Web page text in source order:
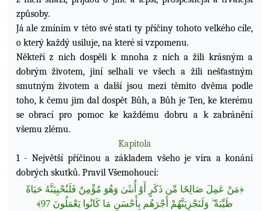
způsoby.
Já ale zmíním v této své stati ty příčiny tohoto velkého cíle,
o který každý usiluje, na které si vzpomenu.
Někteří z nich dospěli k mnoha z nich a žili krásným a
dobrým životem, jiní selhali ve všech a žili nešťastným
smutným životem a další jsou mezi těmito dvěma podle
toho, k čemu jim dal dospět Bůh, a Bůh je Ten, ke kterému
se obrací pro pomoc ke každému dobru a k zabránění
všemu zlému.
Kapitola
1 - Největší příčinou a základem všeho je víra a konání
dobrých skutků. Pravil Všemohoucí:
﴿مَنْ عَمِلَ صَالِحًا مِّن ذَكَرٍ أَوْ أُنثَىٰ وَهُوَ مُؤْمِنٌ فَلَنُحْيِيَنَّهُ حَيَاةً
طَيِّبَةً ۖ وَلَنَجْزِيَنَّهُمْ أَجْرَهُم بِأَحْسَنِ مَا كَانُوا يَعْمَلُونَ 97 ﴾